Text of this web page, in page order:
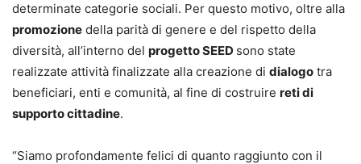
determinate categorie sociali. Per questo motivo, oltre alla
promozione della parità di genere e del rispetto della
diversità, all’interno del progetto SEED sono state
realizzate attività finalizzate alla creazione di dialogo tra
beneficiari, enti e comunità, al fine di costruire reti di
supporto cittadine.
“Siamo profondamente felici di quanto raggiunto con il